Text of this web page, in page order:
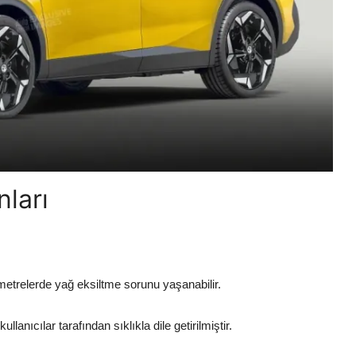
yağ eksiltme sorunu yaşanabilir.
tarafından sıklıkla dile getirilmiştir.